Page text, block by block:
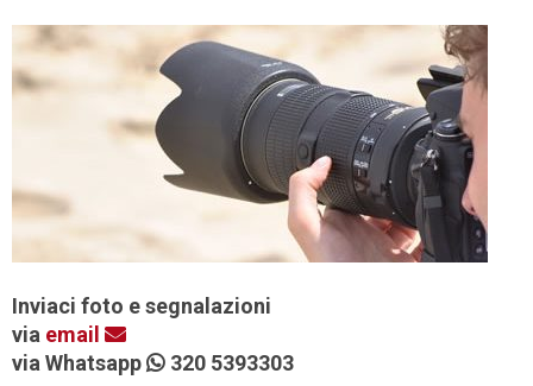
Inviaci foto e segnalazioni
via email
via Whatsapp
320 5393303